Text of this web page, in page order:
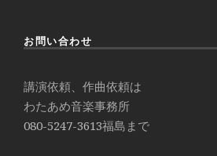
お問い合わせ
講演依頼、作曲依頼は
わたあめ音楽事務所
080-5247-3613福島まで